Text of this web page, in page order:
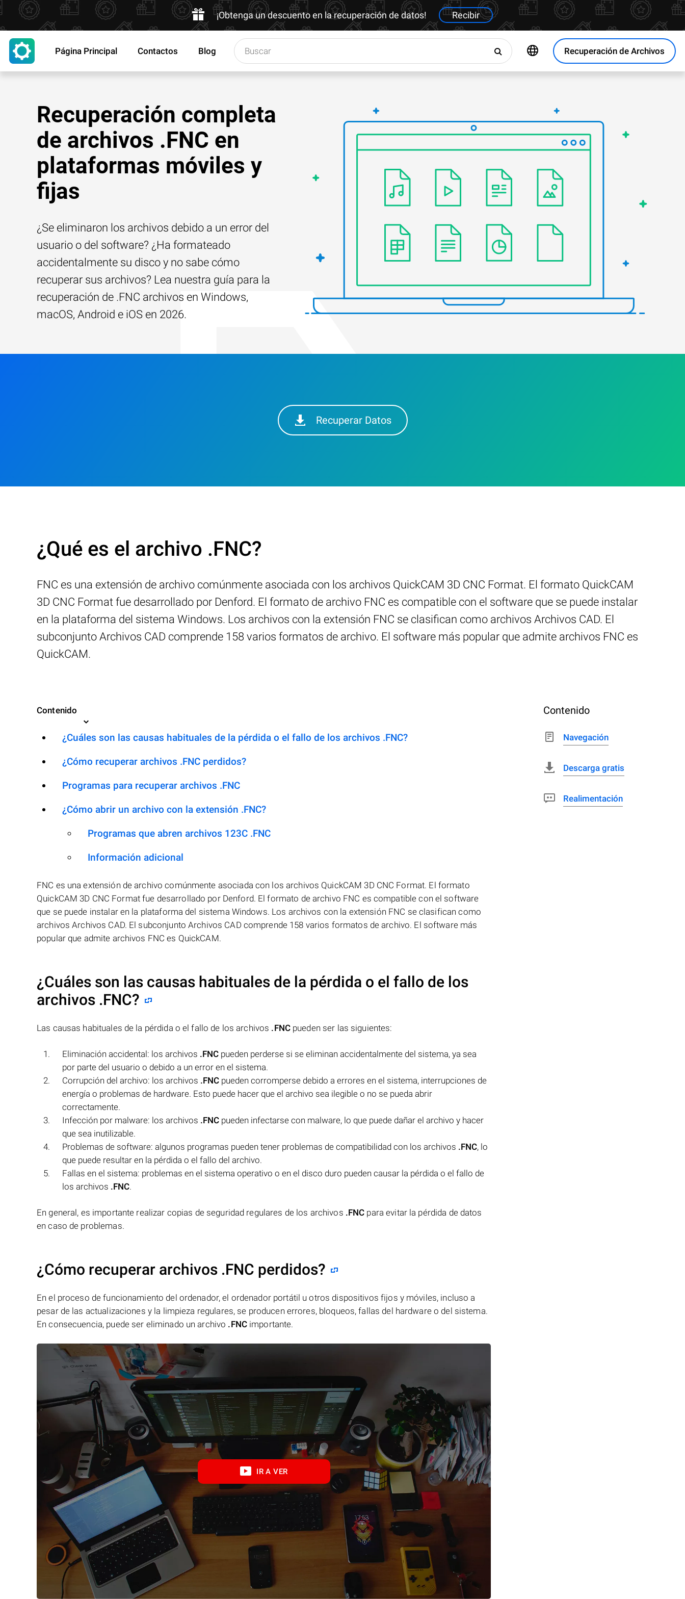
¡Obtenga un descuento en la recuperación de datos! Recibir
Recuperación de Archivos
Página Principal Contactos Blog
Recuperación completa
de archivos .FNC en
plataformas móviles y
fijas
¿Se eliminaron los archivos debido a un error del
usuario o del software? ¿Ha formateado
accidentalmente su disco y no sabe cómo
recuperar sus archivos? Lea nuestra guía para la
recuperación de .FNC archivos en Windows,
macOS, Android e iOS en 2026.
Recuperar Datos
¿Qué es el archivo .FNC?
FNC es una extensión de archivo comúnmente asociada con los archivos QuickCAM 3D CNC Format. El formato QuickCAM
3D CNC Format fue desarrollado por Denford. El formato de archivo FNC es compatible con el software que se puede instalar
en la plataforma del sistema Windows. Los archivos con la extensión FNC se clasifican como archivos Archivos CAD. El
subconjunto Archivos CAD comprende 158 varios formatos de archivo. El software más popular que admite archivos FNC es
QuickCAM.
Contenido
¿Cuáles son las causas habituales de la pérdida o el fallo de los archivos .FNC?
¿Cómo recuperar archivos .FNC perdidos?
Programas para recuperar archivos .FNC
¿Cómo abrir un archivo con la extensión .FNC?
Programas que abren archivos 123C .FNC
Información adicional
FNC es una extensión de archivo comúnmente asociada con los archivos QuickCAM 3D CNC Format. El formato
QuickCAM 3D CNC Format fue desarrollado por Denford. El formato de archivo FNC es compatible con el software
que se puede instalar en la plataforma del sistema Windows. Los archivos con la extensión FNC se clasifican como
archivos Archivos CAD. El subconjunto Archivos CAD comprende 158 varios formatos de archivo. El software más
popular que admite archivos FNC es QuickCAM.
¿Cuáles son las causas habituales de la pérdida o el fallo de los
archivos .FNC?
Las causas habituales de la pérdida o el fallo de los archivos .FNCpueden ser las siguientes:
Eliminación accidental: los archivos .FNC pueden perderse si se eliminan accidentalmente del sistema, ya sea
por parte del usuario o debido a un error en el sistema.
Corrupción del archivo: los archivos .FNC pueden corromperse debido a errores en el sistema, interrupciones de
energía o problemas de hardware. Esto puede hacer que el archivo sea ilegible o no se pueda abrir
correctamente.
Infección por malware: los archivos .FNC pueden infectarse con malware, lo que puede dañar el archivo y hacer
que sea inutilizable.
Problemas de software: algunos programas pueden tener problemas de compatibilidad con los archivos .FNC, lo
que puede resultar en la pérdida o el fallo del archivo.
Fallas en el sistema: problemas en el sistema operativo o en el disco duro pueden causar la pérdida o el fallo de
los archivos .FNC.
En general, es importante realizar copias de seguridad regulares de los archivos .FNC para evitar la pérdida de datos
en caso de problemas.
¿Cómo recuperar archivos .FNC perdidos?
En el proceso de funcionamiento del ordenador, el ordenador portátil u otros dispositivos fijos y móviles, incluso a
pesar de las actualizaciones y la limpieza regulares, se producen errores, bloqueos, fallas del hardware o del sistema.
En consecuencia, puede ser eliminado un archivo .FNCimportante.
IR A VER
Contenido
Navegación
Descarga gratis
Realimentación